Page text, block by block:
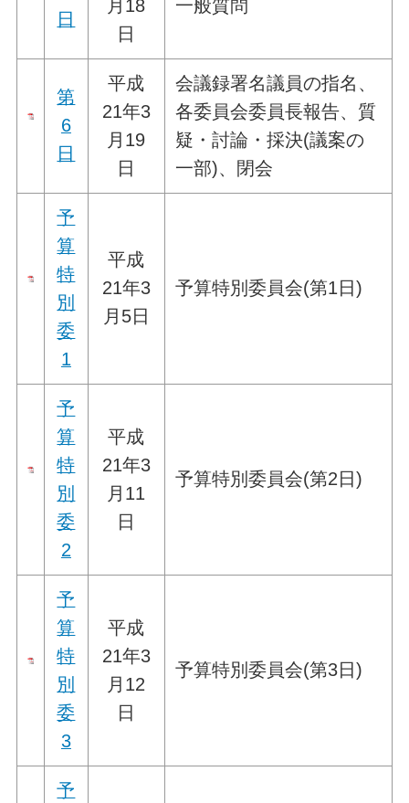
日
月18
日
一般質問
第
6
日
平成
21年3
月19
日
会議録署名議員の指名、
各委員会委員長報告、質
疑・討論・採決(議案の
一部)、閉会
予
算
特
別
委
1
平成
21年3
月5日
予算特別委員会(第1日)
予
算
特
別
委
2
平成
21年3
月11
日
予算特別委員会(第2日)
予
算
特
別
委
3
平成
21年3
月12
日
予算特別委員会(第3日)
予